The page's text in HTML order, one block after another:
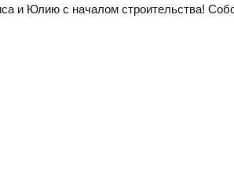
и Юлию с началом строительства!